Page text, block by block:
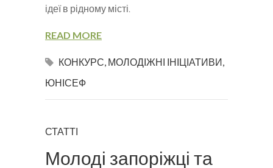
ідеї в рідному місті.
READ MORE
КОНКУРС, МОЛОДІЖНІ ІНІЦІАТИВИ,
ЮНІСЕФ
СТАТТІ
Молоді запоріжці та